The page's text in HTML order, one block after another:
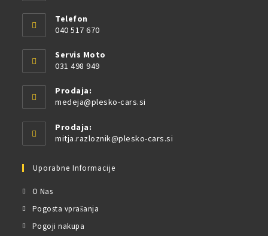
Telefon
040 517 670
Servis Moto
031 498 949
Prodaja:
medeja@plesko-cars.si
Prodaja:
mitja.razloznik@plesko-cars.si
Uporabne Informacije
O Nas
Pogosta vprašanja
Pogoji nakupa